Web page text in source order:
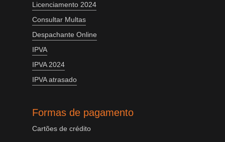
Licenciamento 2024
Consultar Multas
Despachante Online
IPVA
IPVA 2024
IPVA atrasado
Formas de pagamento
Cartões de crédito